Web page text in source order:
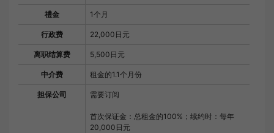
禮金 1个月
行政费 22,000日元
离职结算费 5,500日元
中介费 租金的1.1个月份
担保公司 需要订阅
首次保证金：总租金的100%；续约时：每年
20,000日元